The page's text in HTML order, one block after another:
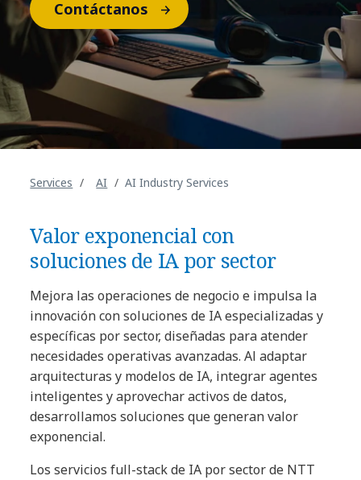
Contáctanos
Services AI AI Industry Services
Valor exponencial con
soluciones de IA por sector
Mejora las operaciones de negocio e impulsa la
innovación con soluciones de IA especializadas y
específicas por sector, diseñadas para atender
necesidades operativas avanzadas. Al adaptar
arquitecturas y modelos de IA, integrar agentes
inteligentes y aprovechar activos de datos,
desarrollamos soluciones que generan valor
exponencial.
Los servicios full-stack de IA por sector de NTT